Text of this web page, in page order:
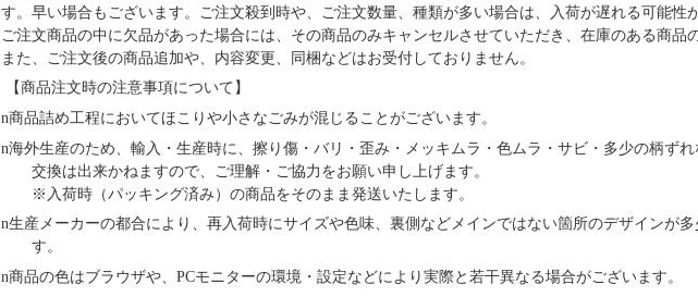
す。早い場合もございます。ご注文殺到時や、ご注文数量、種類が多い場合は、入荷が遅れる可能性
ご注文商品の中に欠品があった場合には、その商品のみキャンセルさせていただき、在庫のある商品
また、ご注文後の商品追加や、内容変更、同梱などはお受付しておりません。
【商品注文時の注意事項について】
n商品詰め⼯程においてほこりや⼩さなごみが混じることがございます。
n海外⽣産のため、輸⼊・⽣産時に、擦り傷・バリ・歪み・メッキムラ・色ムラ・サビ・多少の柄ず
交換は出来かねますので、ご理解・ご協⼒をお願い申し上げます。
※⼊荷時（パッキング済み）の商品をそのまま発送いたします。
n⽣産メーカーの都合により、再⼊荷時にサイズや⾊味、裏側などメインではない箇所のデザインが
す。
n商品の⾊はブラウザや、PCモニターの環境・設定などにより実際と若⼲異なる場合がございます。